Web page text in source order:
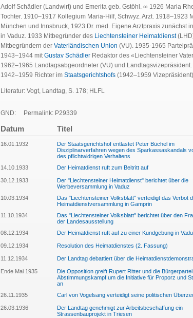
Adolf Schädler (Landwirt) und Emerita geb. Gstöhl. ∞ 1926 Maria
Tochter. 1910–1917 Kollegium Maria-Hilf, Schwyz. Arzt. 1918–1923
München und Innsbruck, 1923 Dr. med. Eigene Arztpraxis zunächst
in Vaduz. 1933 Mitbegründer des Liechtensteiner Heimatdienst
Mitbegründern der Vaterländischen Union (VU). 1935-1965
1943–1944 mitGustav Schädler Redaktor des «Liechtensteiner
1962–1965 Landtagsabgeordneter (VU) und
1942–1959 Richter im Staatsgerichtshofs (1942–1959
Literatur: Vogt, Landtag, S. 178; HLFL
GND: Permalink: P29339
Datum Titel
16.01.1932
Der Staatsgerichtshof entlastet Peter Büchel im
Disziplinarverfahren wegen des Sparkassaskandals
des pflichtwidrigen Verhaltens
14.10.1933 Der Heimatdienst ruft zum Beitritt auf
30.12.1933
Der "Liechtensteiner Heimatdienst" berichtet über die
Werbeversammlung in Vaduz
10.03.1934
Das "Liechtensteiner Volksblatt" verteidigt das Verbot
Heimatdienstversammlung in Gamprin
11.10.1934
Das "Liechtensteiner Volksblatt" berichtet über den
der Landesausstellung
08.12.1934 Der Heimatdienst ruft auf zu einer Kundgebung in
09.12.1934 Resolution des Heimatdienstes (2. Fassung)
11.12.1934 Der Landtag debattiert über die
Ende Mai 1935
Die Opposition greift Rupert Ritter und die
Abstimmungskampf um die Initiative für Proporz und
an
26.11.1935 Carl von Vogelsang verteidigt seine politischen
26.03.1936
Der Landtag genehmigt zur Arbeitsbeschaffung ein
Strassenbauprojekt in Triesen